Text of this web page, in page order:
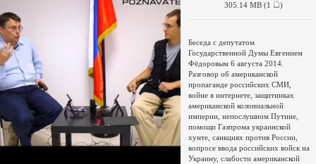
305.14 MB (1
)
Беседа с депутатом
Государственной Думы Евгением
Фёдоровым 6 августа 2014.
Разговор об американской
пропаганде российских СМИ,
войне в интернете, защитниках
американской колониальной
империи, непослушном Путине,
помощи Газпрома украинской
хунте, санкциях против России,
вопросе ввода российских войск на
Украину, слабости американской